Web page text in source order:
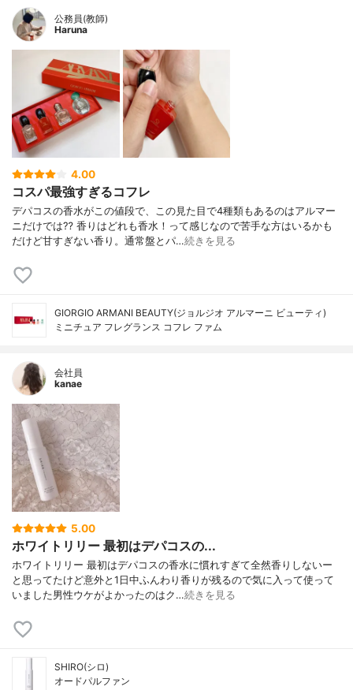
公務員(教師)
Haruna
4.00
コスパ最強すぎるコフレ
デパコスの香水がこの値段で、この見た目で4種類もあるのはアルマー
ニだけでは⁇ 香りはどれも香水！って感じなので苦手な方はいるかも
だけど甘すぎない香り。通常盤とパ…続きを見る
GIORGIO ARMANI BEAUTY(ジョルジオ アルマーニ ビューティ)
ミニチュア フレグランス コフレ ファム
会社員
kanae
5.00
ホワイトリリー 最初はデパコスの...
ホワイトリリー 最初はデパコスの香水に慣れすぎて全然香りしないー
と思ってたけど意外と1日中ふんわり香りが残るので気に入って使って
いました男性ウケがよかったのはク…続きを見る
SHIRO(シロ)
オードパルファン